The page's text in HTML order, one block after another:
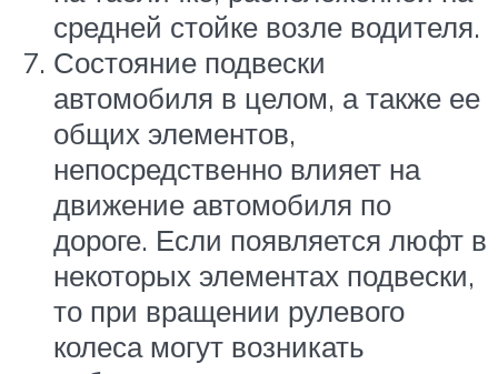
средней стойке возле водителя.
Состояние подвески
автомобиля в целом, а также ее
общих элементов,
непосредственно влияет на
движение автомобиля по
дороге. Если появляется люфт в
некоторых элементах подвески,
то при вращении рулевого
колеса могут возникать